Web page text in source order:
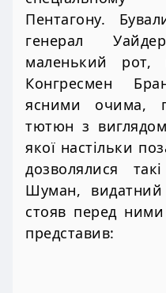
Пентагону.
генерал
маленький рот,
Конгресмен
ясними очима,
тютюн з
якої настільки
дозволялися
Шуман, видатний
стояв перед ними
представив: